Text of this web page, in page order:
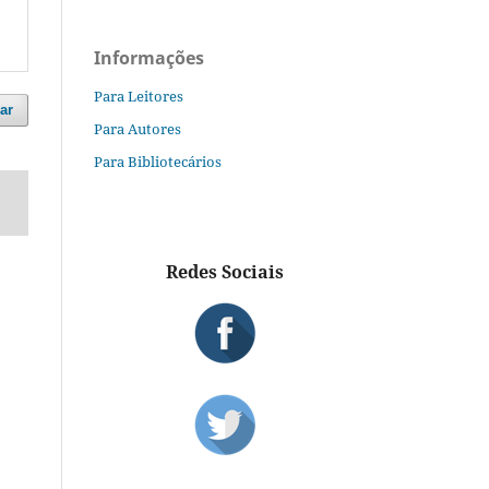
Informações
Para Leitores
Para Autores
Para Bibliotecários
Redes Sociais